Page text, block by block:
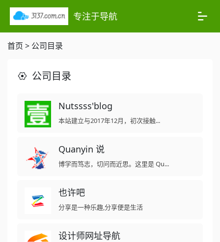
专注于导航
首页 > 公司目录
公司目录
Nutssss'blog
本站建立与2017年12月，初次接触...
Quanyin 说
博学而笃志，切问而近思。这里是 Qu...
也许吧
分享是一种乐趣,分享便是生活
设计师网址导航